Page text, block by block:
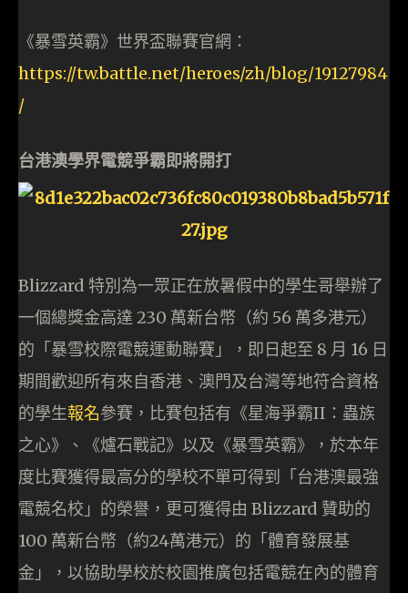
《暴雪英霸》世界盃聯賽官網：
https://tw.battle.net/heroes/zh/blog/19127984
/
台港澳學界電競爭霸即將開打
Blizzard 特別為一眾正在放暑假中的學生哥舉辦了
一個總獎金高達 230 萬新台幣（約 56 萬多港元）
的「暴雪校際電競運動聯賽」，即日起至 8 月 16 日
期間歡迎所有來自香港、澳門及台灣等地符合資格
的學生報名參賽，比賽包括有《星海爭霸II：蟲族
之心》、《爐石戰記》以及《暴雪英霸》，於本年
度比賽獲得最高分的學校不單可得到「台港澳最強
電競名校」的榮譽，更可獲得由 Blizzard 贊助的
100 萬新台幣（約24萬港元）的「體育發展基
金」，以協助學校於校園推廣包括電競在內的體育